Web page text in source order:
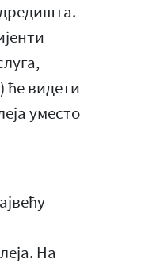
ће видети
уместо
На